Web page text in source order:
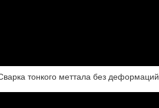
тонкого меттала без деформаций